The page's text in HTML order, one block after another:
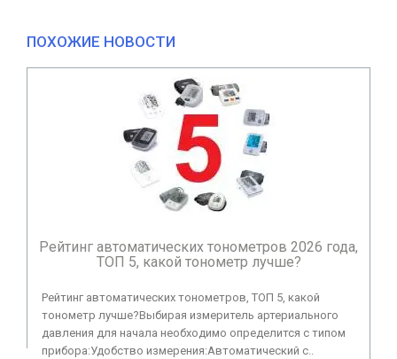
ПОХОЖИЕ НОВОСТИ
Рейтинг автоматических тонометров 2026 года,
ТОП 5, какой тонометр лучше?
Рейтинг автоматических тонометров, ТОП 5, какой
тонометр лучше?Выбирая измеритель артериального
давления для начала необходимо определится с типом
прибора:Удобство измерения:Автоматический с..